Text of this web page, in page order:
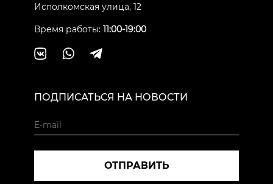
Исполкомская улица, 12
Время работы: 11:00-19:00
ПОДПИСАТЬСЯ НА НОВОСТИ
ОТПРАВИТЬ